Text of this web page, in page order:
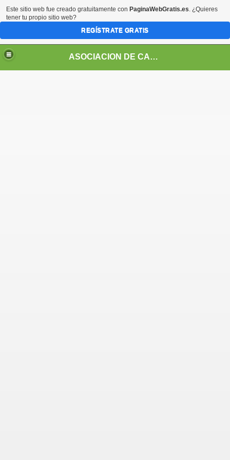
ASOCIACION DE CABILDOS INDÍGENAS DEL PUEBLO SIONA
Este sitio web fue creado gratuitamente con PaginaWebGratis.es. ¿Quieres
tener tu propio sitio web?
REGÍSTRATE GRATIS